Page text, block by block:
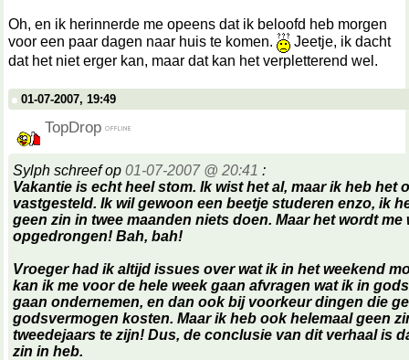
Oh, en ik herinnerde me opeens dat ik beloofd heb morgen
voor een paar dagen naar huis te komen.
Jeetje, ik dacht
dat het niet erger kan, maar dat kan het verpletterend wel.
01-07-2007, 19:49
TopDrop
Sylph schreef op 01-07-2007 @ 20:41 :
Vakantie is echt heel stom. Ik wist het al, maar ik heb het
vastgesteld. Ik wil gewoon een beetje studeren enzo, ik
geen zin in twee maanden niets doen. Maar het wordt me
opgedrongen! Bah, bah!
Vroeger had ik altijd issues over wat ik in het weekend
kan ik me voor de hele week gaan afvragen wat ik in
gaan ondernemen, en dan ook bij voorkeur dingen die
godsvermogen kosten. Maar ik heb ook helemaal geen
tweedejaars te zijn! Dus, de conclusie van dit verhaal is
zin in heb.